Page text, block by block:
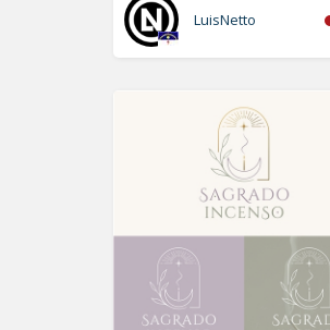
LuisNetto